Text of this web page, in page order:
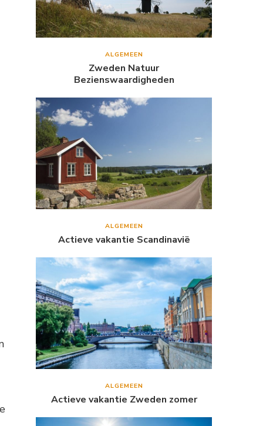
ALGEMEEN
Zweden Natuur
Bezienswaardigheden
ALGEMEEN
Actieve vakantie Scandinavië
ALGEMEEN
Actieve vakantie Zweden zomer